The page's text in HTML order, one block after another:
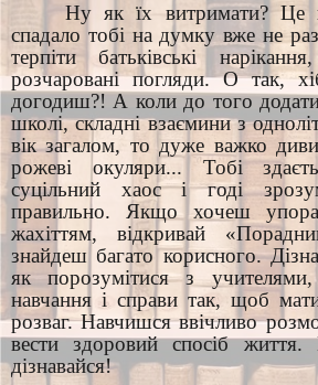
Ну як їх витримати? Це
спадало тобі на думку вже не
терпіти батьківські
розчаровані погляди. О так,
догодиш?! А коли до того
школі, складні взаємини з
вік загалом, то дуже важко
рожеві окуляри... Тобі
суцільний хаос і годі
правильно. Якщо хочеш
жахіттям, відкривай
знайдеш багато корисного.
як порозумітися з
навчання і справи так, щоб
розваг. Навчишся ввічливо
вести здоровий спосіб
дізнавайся!